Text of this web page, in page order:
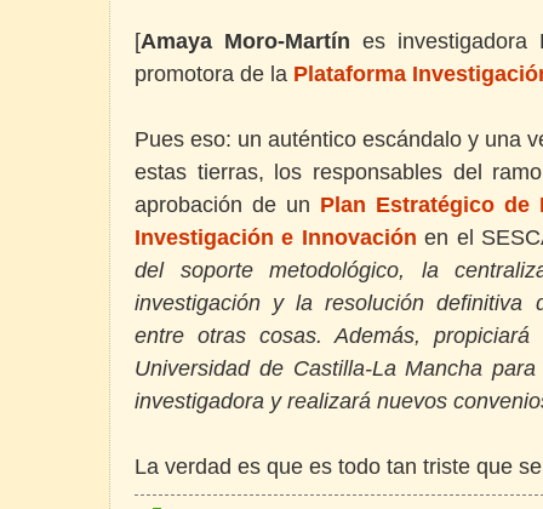
[Amaya Moro-Martín es
promotora de la Plataforma
Pues eso: un auténtico escándalo y una
estas tierras, los responsables del
aprobación de un Plan Estratégico
Investigación e Innovación en el
del soporte metodológico, la
investigación y la resolución definitiva
entre otras cosas. Además,
Universidad de Castilla-La Mancha
investigadora y realizará nuevos
La verdad es que es todo tan triste que